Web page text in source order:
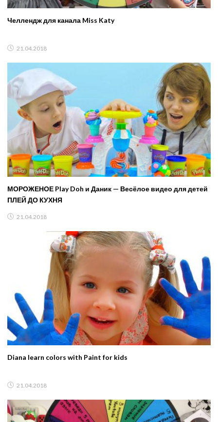
Челлендж для канала Miss Katy
21.04.2018
МОРОЖЕНОЕ Play Doh и Даник — Весёлое видео для детей
ПЛЕЙ ДО КУХНЯ
21.04.2018
Diana learn colors with Paint for kids
21.04.2018